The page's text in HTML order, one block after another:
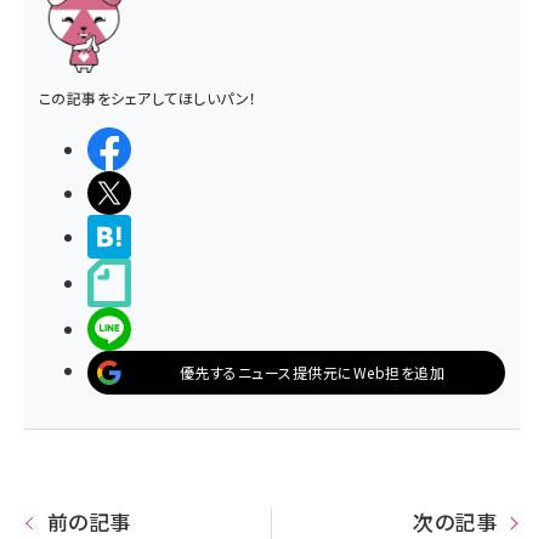
この記事をシェアしてほしいパン！
優先するニュース提供元にWeb担を追加
前の記事 次の記事